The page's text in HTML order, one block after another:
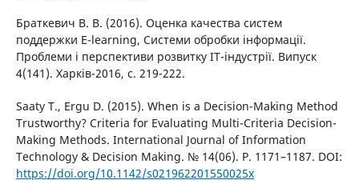
Браткевич В. В. (2016). Оценка качества систем
поддержки E-learning, Системи обробки інформації.
Проблеми і перспективи розвитку IT-індустрії. Випуск
4(141). Харків-2016, с. 219-222.
Saaty T., Ergu D. (2015). When is a Decision-Making Method
Trustworthy? Criteria for Evaluating Multi-Criteria Decision-
Making Methods. International Journal of Information
Technology & Decision Making. № 14(06). P. 1171–1187. DOI:
https://doi.org/10.1142/s021962201550025x